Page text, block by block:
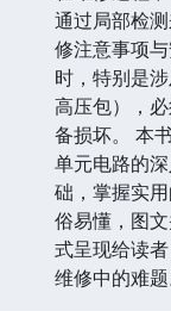
通过局部检
修注意事项
时，特别是
高压包），
备损坏。 本
单元电路的
础，掌握实
俗易懂，图
式呈现给读
维修中的难题